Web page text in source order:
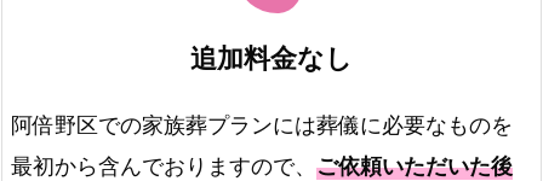
追加料金なし
阿倍野区での家族葬プランには葬儀に必要なものを
最初から含んでおりますので、 ご依頼いただいた後